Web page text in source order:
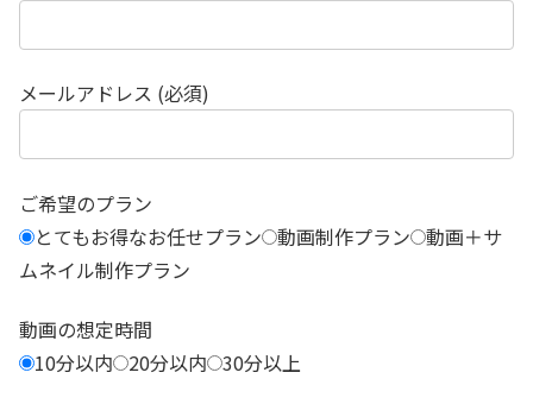
メールアドレス (必須)
ご希望のプラン
とてもお得なお任せプラン 動画制作プラン 動画＋サ
ムネイル制作プラン
動画の想定時間
10分以内
20分以内 30分以上